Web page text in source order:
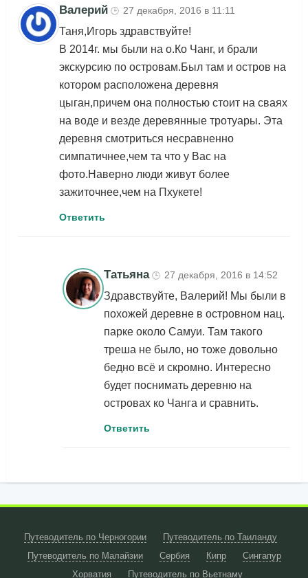
Валерий 🕒 27 декабря, 2016 в 11:11
Таня,Игорь здравствуйте!
В 2014г. мы были на о.Ко Чанг, и брали
экскурсию по островам.Был там и остров на
котором расположена деревня
цыган,причем она полностью стоит на сваях
на воде и везде деревянные тротуары. Эта
деревня смотриться несравненно
симпатичнее,чем та что у Вас на
фото.Наверно люди живут более
зажиточнее,чем на Пхукете!
Ответить
Татьяна 🕒 27 декабря, 2016 в 14:52
Здравствуйте, Валерий! Мы были в
похожей деревне в островном нац.
парке около Самуи. Там такого
треша не было, но тоже довольно
бедно всё и скромно. Интересно
будет поснимать деревню на
островах ко Чанга и сравнить.
Ответить
Путеводитель по Черногории
Путеводитель по Таиланду
Путеводитель по Малайзии
Сербия Кипр
Сингапур
Хорватия
Путеводитель по Вьетнаму